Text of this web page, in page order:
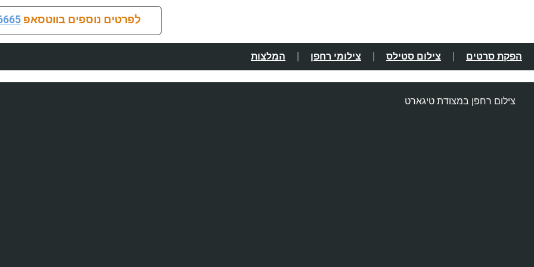
לפרטים נוספים בווטסאפ
הפקת סרטים צילום סטילס צילומי רחפן המלצות
צילום רחפן במצודת טיגארט